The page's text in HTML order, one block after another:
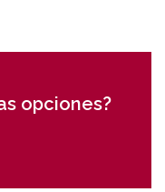
opciones?